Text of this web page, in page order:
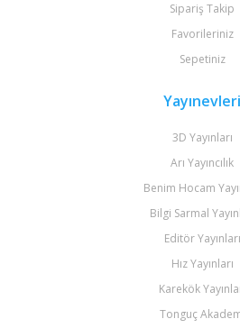
Sipariş Takip
Favorileriniz
Sepetiniz
Yayınevleri
3D Yayınları
Arı Yayıncılık
Benim Hocam
Bilgi Sarmal
Editör Yayınları
Hız Yayınları
Karekök
Tonguç